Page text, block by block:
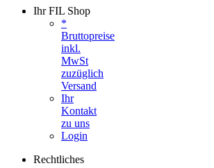
Ihr FIL Shop
*
Bruttopreise
inkl.
MwSt
zuzüglich
Versand
Ihr
Kontakt
zu uns
Login
Rechtliches